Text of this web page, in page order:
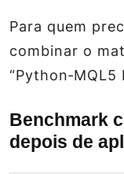
Para quem
combinar o
“Python‑MQL5
Benchmark
depois de